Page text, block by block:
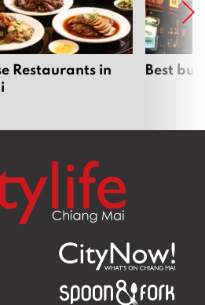
Restaurants in
Best